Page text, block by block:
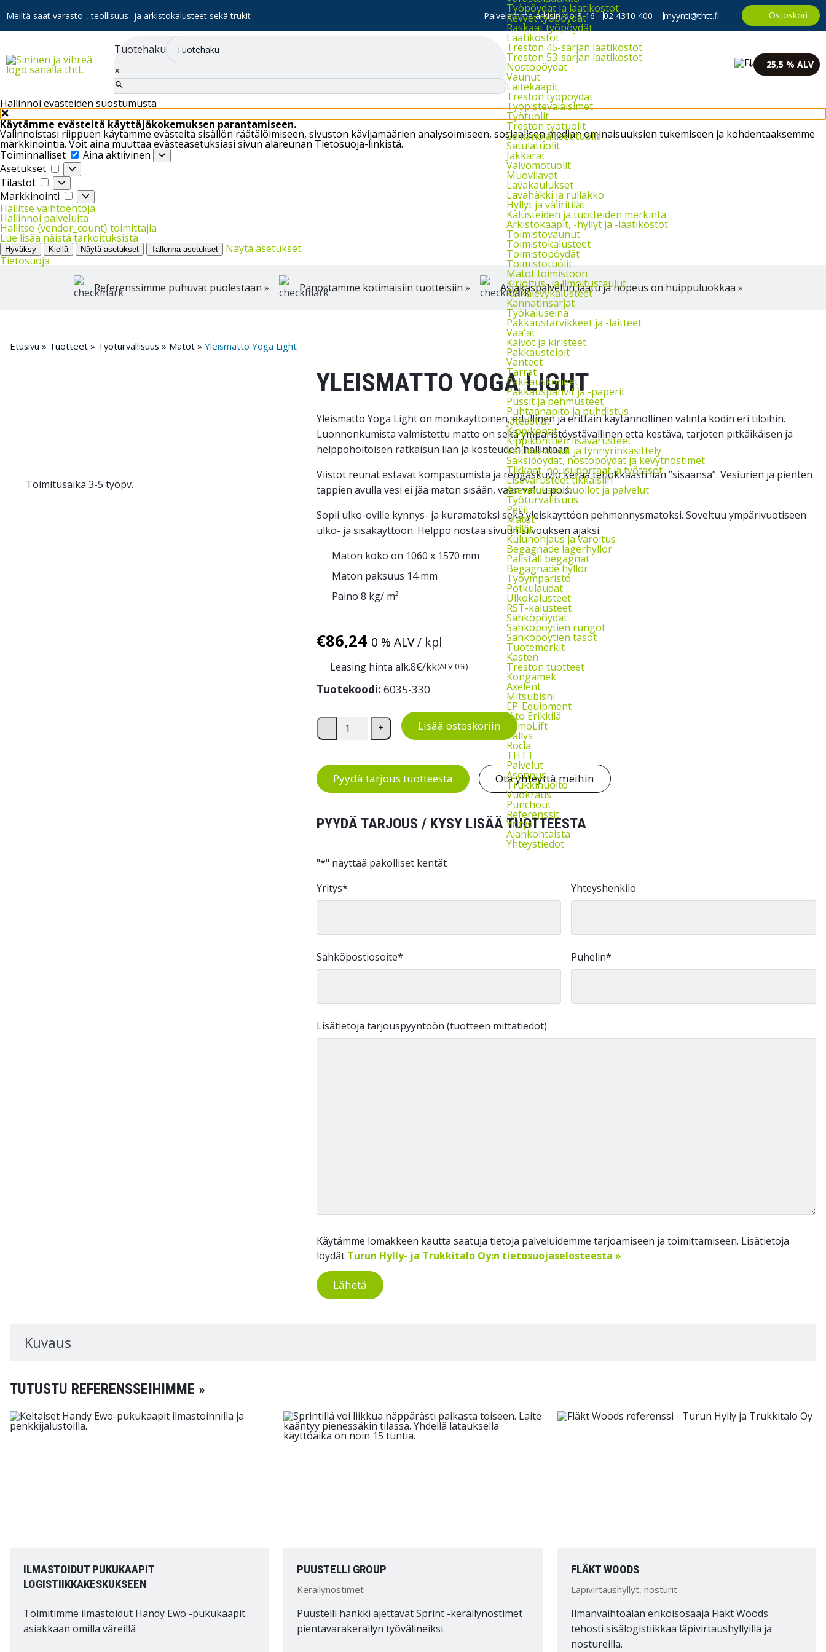
Hallinnoi evästeiden suostumusta
Käytämme evästeitä käyttäjäkokemuksen parantamiseen.
Valinnoistasi riippuen käytämme evästeitä sisällön räätälöimiseen, sivuston kävijämäärien analysoimiseen, sosiaalisen median ominaisuuksien tukemiseen ja kohdentaaksemme
markkinointia. Voit aina muuttaa evästeasetuksiasi sivun alareunan Tietosuoja-linkistä.
Toiminnalliset
Toiminnalliset
Aina aktiivinen
Asetukset
Asetukset
Tilastot
Tilastot
Markkinointi
Markkinointi
Hallitse vaihtoehtoja
Hallinnoi palveluita
Hallitse {vendor_count} toimittajia
Lue lisää näistä tarkoituksista
Hyväksy Kiellä Näytä asetukset Tallenna asetukset
Näytä asetukset
Tietosuoja
Meiltä saat varasto-, teollisuus- ja arkistokalusteet sekä trukit Palvelemme arkisin klo 8-16 02 4310 400 myynti@thtt.fi Ostoskori
Tuotehaku
×
Työpöydät ja laatikostot
Kevyet työpöydät
Raskaat työpöydät
Laatikostot
Treston 45-sarjan laatikostot
Treston 53-sarjan laatikostot
Nostopöydät
Vaunut
Laitekaapit
Treston työpöydät
Työpistevalaisimet
Työtuolit
Treston työtuolit
Selkänojalliset tuolit
Satulatuolit
Jakkarat
Valvomotuolit
Muovilavat
Lavakaulukset
Lavahäkki ja rullakko
Hyllyt ja väliritilät
Kalusteiden ja tuotteiden merkintä
Arkistokaapit, -hyllyt ja -laatikostot
Toimistovaunut
Toimistokalusteet
Toimistopöydät
Toimistotuolit
Matot toimistoon
Kirjoitus- ja ilmoitustaulut
Reikälevykalusteet
Kannatinsarjat
Työkaluseinä
Pakkaustarvikkeet ja -laitteet
Vaa'at
Kalvot ja kiristeet
Pakkausteipit
Vanteet
Tarrat
Pakkauskoneet
Pakkauspahvit ja -paperit
Pussit ja pehmusteet
Puhtaanapito ja puhdistus
Jäteastiat
Kippikontit
Kippikonttien lisävarusteet
Valuma-altaat ja tynnyrinkäsittely
Saksipöydät, nostopöydät ja kevytnostimet
Tikkaat, nousuportaat ja työtasot
Lisävarusteet tikkaisiin
Asennukset, huollot ja palvelut
Työturvallisuus
Peilit
Matot
Ritilät
Kulunohjaus ja varoitus
Begagnade lagerhyllor
Pallställ begagnat
Begagnade hyllor
Työympäristö
Potkulaudat
Ulkokalusteet
RST-kalusteet
Sähköpöydät
Sähköpöytien rungot
Sähköpöytien tasot
Tuotemerkit
Kasten
Treston tuotteet
Kongamek
Axelent
Mitsubishi
EP-Equipment
Kito Erikkilä
EdmoLift
Zallys
Rocla
THTT
Palvelut
Asennus
Trukkihuolto
Vuokraus
Punchout
Referenssit
Yritys
Ajankohtaista
Yhteystiedot
25,5 % ALV
Referenssimme puhuvat puolestaan » Panostamme kotimaisiin tuotteisiin » Asiakaspalvelun laatu ja nopeus on huippuluokkaa »
Etusivu » Tuotteet » Työturvallisuus » Matot » Yleismatto Yoga Light
Toimitusaika 3-5 työpv.
YLEISMATTO YOGA LIGHT
Yleismatto Yoga Light on monikäyttöinen, edullinen ja erittäin käytännöllinen valinta kodin eri tiloihin.
Luonnonkumista valmistettu matto on sekä ympäristöystävällinen että kestävä, tarjoten pitkäikäisen ja
helppohoitoisen ratkaisun lian ja kosteuden hallintaan.
Viistot reunat estävät kompastumista ja rengaskuvio kerää tehokkaasti lian ”sisäänsä”. Vesiurien ja pienten
tappien avulla vesi ei jää maton sisään, vaan valuu pois.
Sopii ulko-oville kynnys- ja kuramatoksi sekä yleiskäyttöön pehmennysmatoksi. Soveltuu ympärivuotiseen
ulko- ja sisäkäyttöön. Helppo nostaa sivuun siivouksen ajaksi.
Maton koko on 1060 x 1570 mm
Maton paksuus 14 mm
Paino 8 kg/ m²
€86,24 0 % ALV/ kpl
Leasing hinta alk.8€/kk(ALV 0%)
Tuotekoodi: 6035-330
Yleismatto Yoga Light määrä
- + Lisää ostoskoriin
Pyydä tarjous tuotteesta Ota yhteyttä meihin
PYYDÄ TARJOUS / KYSY LISÄÄ TUOTTEESTA
"*" näyttää pakolliset kentät
Yritys* Yhteyshenkilö
Sähköpostiosoite* Puhelin*
Lisätietoja tarjouspyyntöön (tuotteen mittatiedot)
Käytämme lomakkeen kautta saatuja tietoja palveluidemme tarjoamiseen ja toimittamiseen. Lisätietoja
löydät Turun Hylly- ja Trukkitalo Oy:n tietosuojaselosteesta »
Lähetä
Kuvaus
TUTUSTU REFERENSSEIHIMME »
ILMASTOIDUT PUKUKAAPIT
LOGISTIIKKAKESKUKSEEN
Toimitimme ilmastoidut Handy Ewo -pukukaapit
asiakkaan omilla väreillä
PUUSTELLI GROUP
Keräilynostimet
Puustelli hankki ajettavat Sprint -keräilynostimet
pientavarakeräilyn työvälineiksi.
FLÄKT WOODS
Läpivirtaushyllyt, nosturit
Ilmanvaihtoalan erikoisosaaja Fläkt Woods
tehosti sisälogistiikkaa läpivirtaushyllyillä ja
nostureilla.